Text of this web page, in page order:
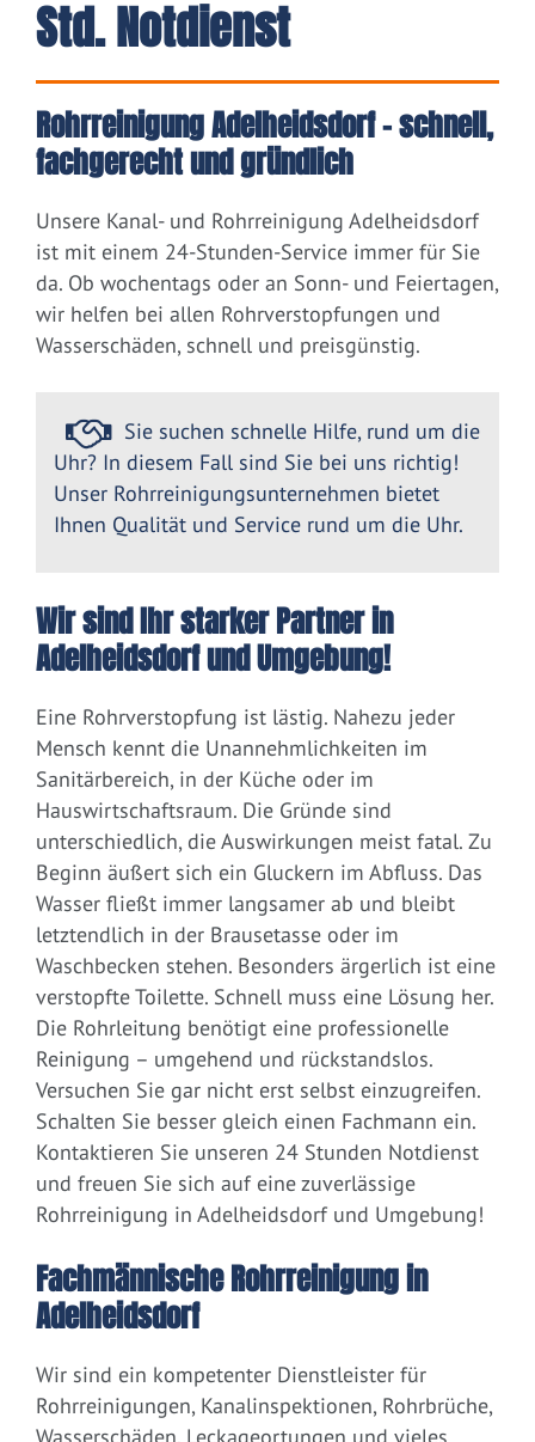
Std. Notdienst
Rohrreinigung Adelheidsdorf – schnell,
fachgerecht und gründlich
Unsere Kanal- und Rohrreinigung Adelheidsdorf
ist mit einem 24-Stunden-Service immer für Sie
da. Ob wochentags oder an Sonn- und Feiertagen,
wir helfen bei allen Rohrverstopfungen und
Wasserschäden, schnell und preisgünstig.
Sie suchen schnelle Hilfe, rund um die
Uhr? In diesem Fall sind Sie bei uns richtig!
Unser Rohrreinigungsunternehmen bietet
Ihnen Qualität und Service rund um die Uhr.
Wir sind Ihr starker Partner in
Adelheidsdorf und Umgebung!
Eine Rohrverstopfung ist lästig. Nahezu jeder
Mensch kennt die Unannehmlichkeiten im
Sanitärbereich, in der Küche oder im
Hauswirtschaftsraum. Die Gründe sind
unterschiedlich, die Auswirkungen meist fatal. Zu
Beginn äußert sich ein Gluckern im Abfluss. Das
Wasser fließt immer langsamer ab und bleibt
letztendlich in der Brausetasse oder im
Waschbecken stehen. Besonders ärgerlich ist eine
verstopfte Toilette. Schnell muss eine Lösung her.
Die Rohrleitung benötigt eine professionelle
Reinigung – umgehend und rückstandslos.
Versuchen Sie gar nicht erst selbst einzugreifen.
Schalten Sie besser gleich einen Fachmann ein.
Kontaktieren Sie unseren 24 Stunden Notdienst
und freuen Sie sich auf eine zuverlässige
Rohrreinigung in Adelheidsdorf und Umgebung!
Fachmännische Rohrreinigung in
Adelheidsdorf
Wir sind ein kompetenter Dienstleister für
Rohrreinigungen, Kanalinspektionen, Rohrbrüche,